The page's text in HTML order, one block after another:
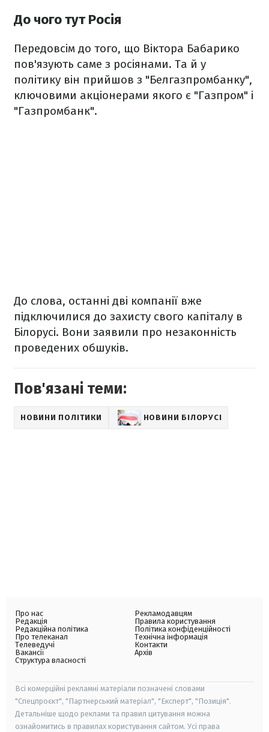
До чого тут Росія
Передовсім до того, що Віктора Бабарико
пов'язують саме з росіянами. Та й у
політику він прийшов з "Белгазпромбанку",
ключовими акціонерами якого є "Газпром" і
"Газпромбанк".
До слова, останні дві компанії вже
підключилися до захисту свого капіталу в
Білорусі. Вони заявили про незаконність
проведених обшуків.
Пов'язані теми:
НОВИНИ ПОЛІТИКИ НОВИНИ БІЛОРУСІ
Про нас
Редакція
Редакційна політика
Про телеканал
Телеведучі
Вакансії
Структура власності
Рекламодавцям
Правила користування
Політика конфіденційності
Технічна інформація
Контакти
Архів
Всі комерційні рекламні матеріали позначені словами
"Спецпроєкт", "Партнерський матеріал", "Експерт", "Позиція".
Детальніше щодо реклами та правил цитування можна
ознайомитись в правилах користування сайтом. Усі права